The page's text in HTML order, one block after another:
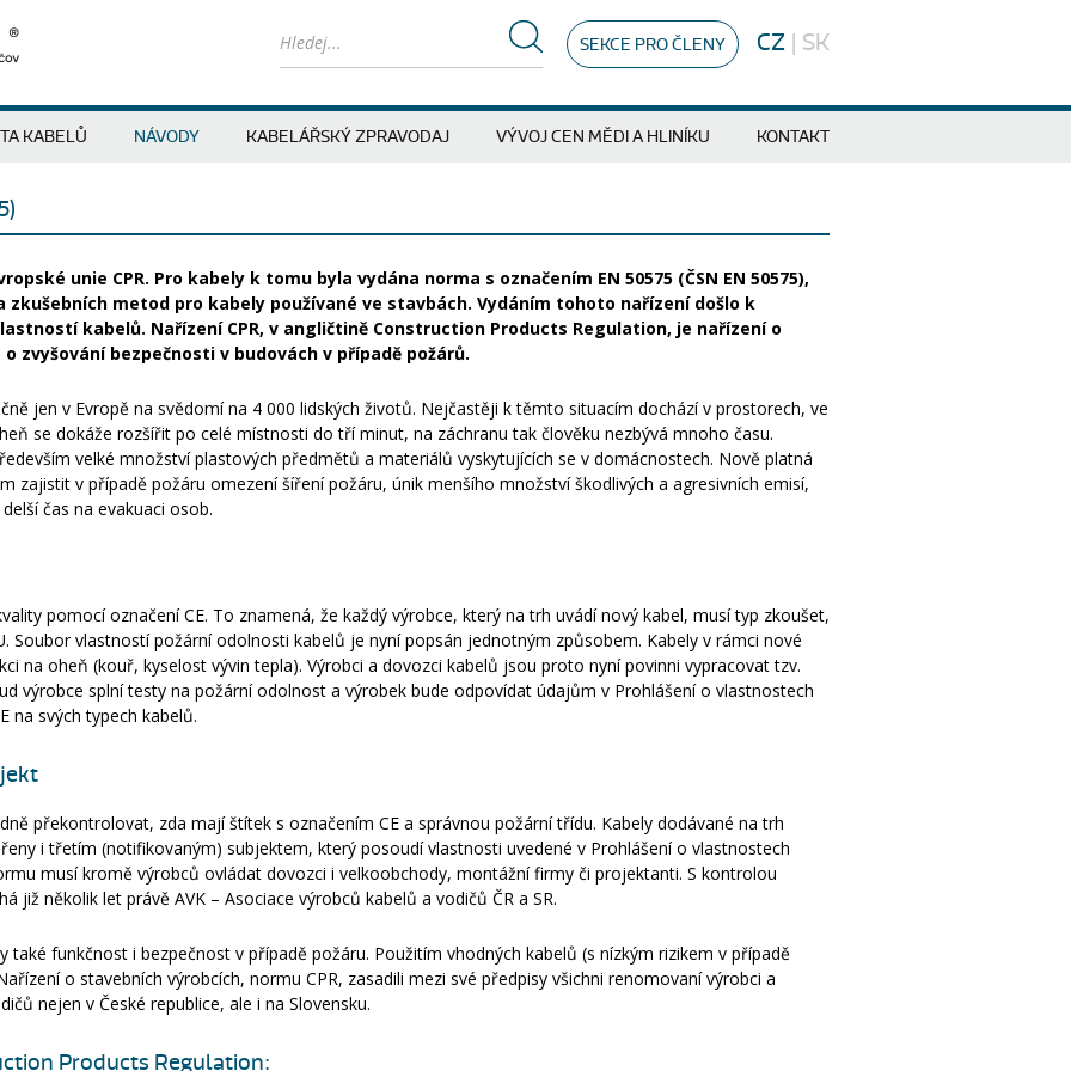
SEKCE PRO ČLENY CZ | SK
KABELŮ NÁVODY KABELÁŘSKÝ ZPRAVODAJ VÝVOJ CEN MĚDI A HLINÍKU KONTAKT
unie CPR. Pro kabely k tomu byla vydána norma s označením EN 50575 (ČSN EN 50575),
metod pro kabely používané ve stavbách. Vydáním tohoto nařízení došlo k
kabelů. Nařízení CPR, v angličtině Construction Products Regulation, je nařízení o
zvyšování bezpečnosti v budovách v případě požárů.
jen v Evropě na svědomí na 4 000 lidských životů. Nejčastěji k těmto situacím dochází v prostorech, ve
se dokáže rozšířit po celé místnosti do tří minut, na záchranu tak člověku nezbývá mnoho času.
velké množství plastových předmětů a materiálů vyskytujících se v domácnostech. Nově platná
zajistit v případě požáru omezení šíření požáru, únik menšího množství škodlivých a agresivních emisí,
čas na evakuaci osob.
pomocí označení CE. To znamená, že každý výrobce, který na trh uvádí nový kabel, musí typ zkoušet,
Soubor vlastností požární odolnosti kabelů je nyní popsán jednotným způsobem. Kabely v rámci nové
na oheň (kouř, kyselost vývin tepla). Výrobci a dovozci kabelů jsou proto nyní povinni vypracovat tzv.
výrobce splní testy na požární odolnost a výrobek bude odpovídat údajům v Prohlášení o vlastnostech
na svých typech kabelů.
překontrolovat, zda mají štítek s označením CE a správnou požární třídu. Kabely dodávané na trh
i třetím (notifikovaným) subjektem, který posoudí vlastnosti uvedené v Prohlášení o vlastnostech
musí kromě výrobců ovládat dovozci i velkoobchody, montážní firmy či projektanti. S kontrolou
již několik let právě AVK – Asociace výrobců kabelů a vodičů ČR a SR.
také funkčnost i bezpečnost v případě požáru. Použitím vhodných kabelů (s nízkým rizikem v případě
o stavebních výrobcích, normu CPR, zasadili mezi své předpisy všichni renomovaní výrobci a
nejen v České republice, ale i na Slovensku.
Products Regulation: